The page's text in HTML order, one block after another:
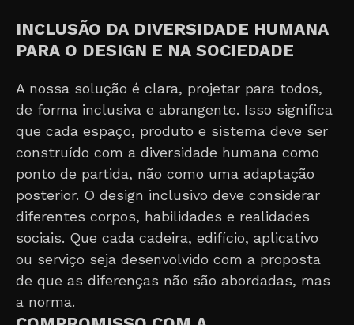
INCLUSÃO DA DIVERSIDADE HUMANA
PARA O DESIGN E NA SOCIEDADE
A nossa solução é clara, projetar para todos,
de forma inclusiva e abrangente. Isso significa
que cada espaço, produto e sistema deve ser
construído com a diversidade humana como
ponto de partida, não como uma adaptação
posterior. O design inclusivo deve considerar
diferentes corpos, habilidades e realidades
sociais. Que cada cadeira, edifício, aplicativo
ou serviço seja desenvolvido com a proposta
de que as diferenças não são abordadas, mas
a norma.